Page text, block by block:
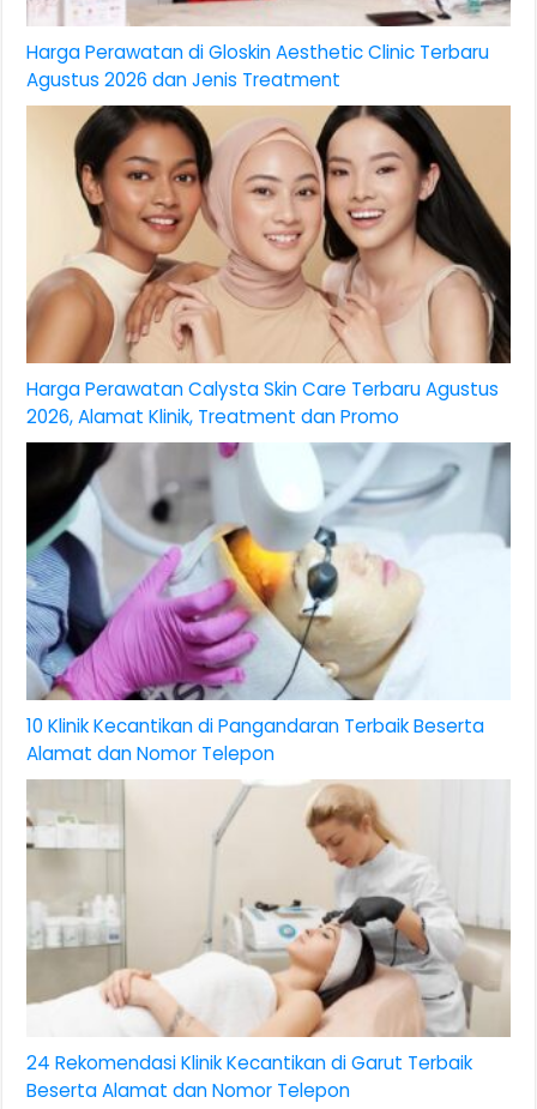
Harga Perawatan di Gloskin Aesthetic Clinic Terbaru
Agustus 2026 dan Jenis Treatment
Harga Perawatan Calysta Skin Care Terbaru Agustus
2026, Alamat Klinik, Treatment dan Promo
10 Klinik Kecantikan di Pangandaran Terbaik Beserta
Alamat dan Nomor Telepon
24 Rekomendasi Klinik Kecantikan di Garut Terbaik
Beserta Alamat dan Nomor Telepon